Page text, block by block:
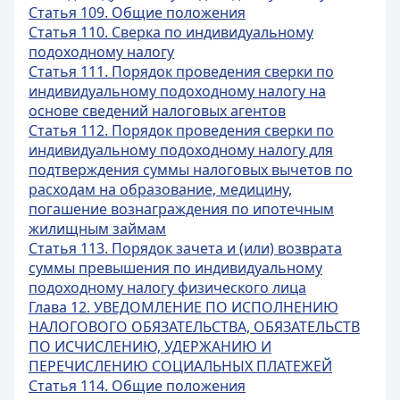
Статья 109. Общие положения
Статья 110. Сверка по индивидуальному
подоходному налогу
Статья 111. Порядок проведения сверки по
индивидуальному подоходному налогу на
основе сведений налоговых агентов
Статья 112. Порядок проведения сверки по
индивидуальному подоходному налогу для
подтверждения суммы налоговых вычетов по
расходам на образование, медицину,
погашение вознаграждения по ипотечным
жилищным займам
Статья 113. Порядок зачета и (или) возврата
суммы превышения по индивидуальному
подоходному налогу физического лица
Глава 12. УВЕДОМЛЕНИЕ ПО ИСПОЛНЕНИЮ
НАЛОГОВОГО ОБЯЗАТЕЛЬСТВА, ОБЯЗАТЕЛЬСТВ
ПО ИСЧИСЛЕНИЮ, УДЕРЖАНИЮ И
ПЕРЕЧИСЛЕНИЮ СОЦИАЛЬНЫХ ПЛАТЕЖЕЙ
Статья 114. Общие положения